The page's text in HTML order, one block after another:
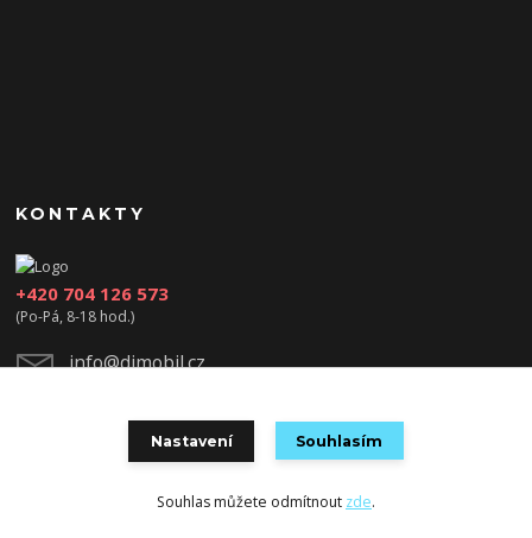
KONTAKTY
+420 704 126 573
(Po-Pá, 8-18 hod.)
info@djmobil.cz
Vytvořeno na Eshop-rychle.cz
Nastavení Souhlasím
Souhlas můžete odmítnout zde.